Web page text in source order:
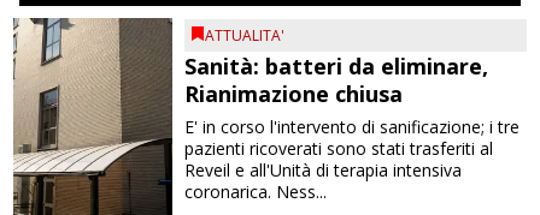
ATTUALITA'
Sanità: batteri da eliminare,
Rianimazione chiusa
E' in corso l'intervento di sanificazione; i tre
pazienti ricoverati sono stati trasferiti al
Reveil e all'Unità di terapia intensiva
coronarica. Ness...